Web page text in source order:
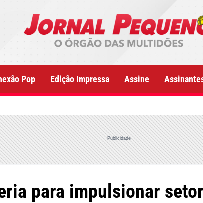
Pop Edição Impressa Assine
Publicidade
para impulsionar